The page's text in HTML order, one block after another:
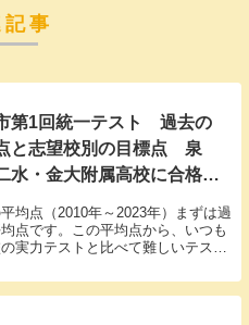
記事
第1回統一テスト 過去の
と志望校別の目標点 泉
水・金大附属高校に合格す
均点（2010年～2023年）まずは過
点です。この平均点から、いつも
実力テストと比べて難しいテスト
、10年分を見ても平均点は大体260
す。学校の実力テストでも26...